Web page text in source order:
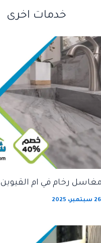
خدمات اخرى
رخام في ام القيوين
26 سبتمبر، 2025